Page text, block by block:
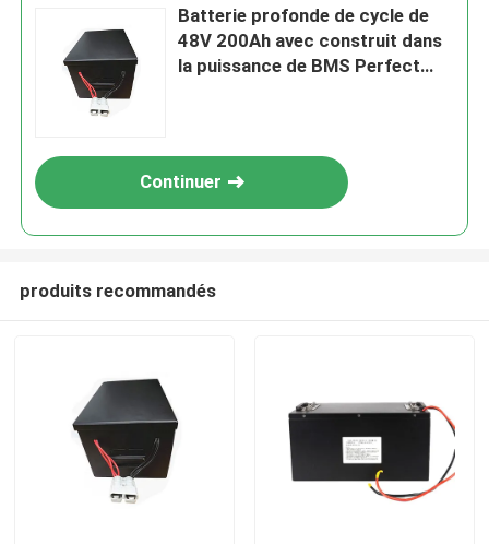
Batterie profonde de cycle de
48V 200Ah avec construit dans
la puissance de BMS Perfect
Continuer
produits recommandés